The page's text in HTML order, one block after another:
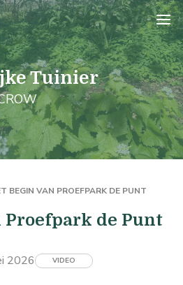
Tuinier
BEGIN VAN PROEFPARK DE PUNT
Proefpark de Punt
2026 VIDEO